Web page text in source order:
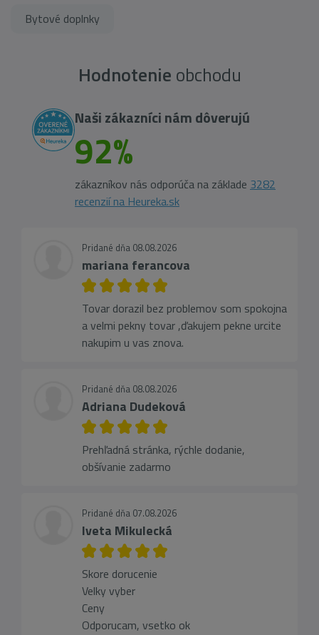
Bytové doplnky
Hodnotenie obchodu
Naši zákazníci nám dôverujú
92%
zákazníkov nás odporúča na základe 3282
recenzií na Heureka.sk
Pridané dňa 08.08.2026
mariana ferancova
Tovar dorazil bez problemov som spokojna
a velmi pekny tovar ,ďakujem pekne urcite
nakupim u vas znova.
Pridané dňa 08.08.2026
Adriana Dudeková
Prehľadná stránka, rýchle dodanie,
obšívanie zadarmo
Pridané dňa 07.08.2026
Iveta Mikulecká
Skore dorucenie
Velky vyber
Ceny
Odporucam, vsetko ok